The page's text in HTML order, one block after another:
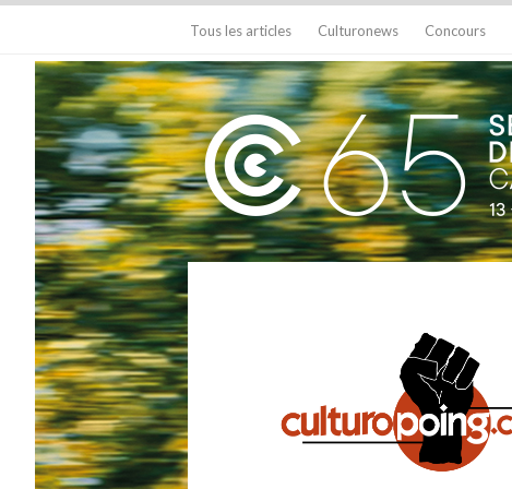
Tous les articles Culturonews Concours